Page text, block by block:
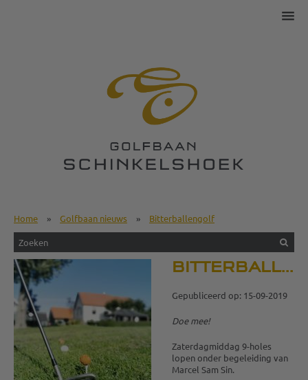
Home » Golfbaan nieuws » Bitterballengolf
BITTERBALLENGOLF
Gepubliceerd op: 15-09-2019
Doe mee!
Zaterdagmiddag 9-holes
lopen onder begeleiding van
Marcel Sam Sin.